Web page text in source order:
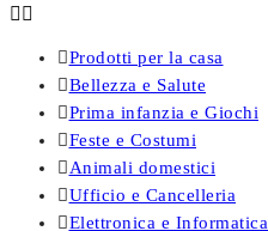
 
Prodotti per la casa
Bellezza e Salute
Prima infanzia e Giochi
Feste e Costumi
 Animali domestici
Ufficio e Cancelleria
Elettronica e Informatica